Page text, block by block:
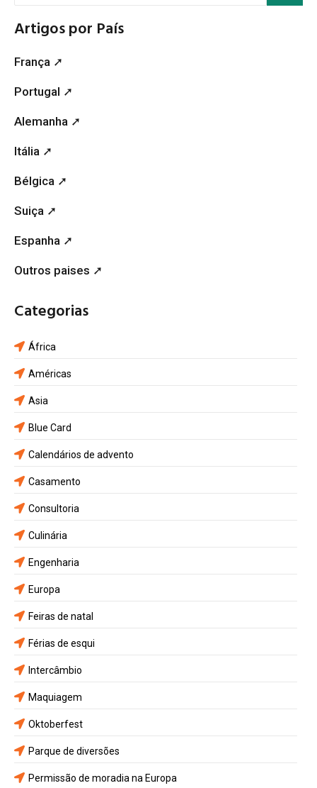
Artigos por País
França ➚
Portugal ➚
Alemanha ➚
Itália ➚
Bélgica ➚
Suiça ➚
Espanha ➚
Outros paises ➚
Categorias
África
Américas
Asia
Blue Card
Calendários de advento
Casamento
Consultoria
Culinária
Engenharia
Europa
Feiras de natal
Férias de esqui
Intercâmbio
Maquiagem
Oktoberfest
Parque de diversões
Permissão de moradia na Europa